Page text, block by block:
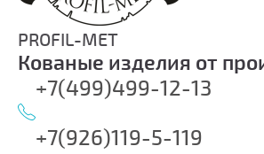
PROFIL-MET
Кованые изделия от
+7(499)499-12-13
+7(926)119-5-119